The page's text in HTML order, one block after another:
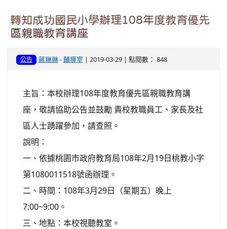
轉知成功國民小學辦理108年度教育優先
區親職教育講座
公告 蔣琳琳-輔導室 | 2019-03-29 | 點閱數： 848
主旨：本校辦理108年度教育優先區親職教育講
座，敬請協助公告並鼓勵 貴校教職員工、家長及社
區人士踴躍參加，請查照。
說明：
一、依據桃園市政府教育局108年2月19日桃教小字
第1080011518號函辦理。
二、時間：108年3月29日（星期五）晚上
7:00~9:00。
三、地點：本校視聽教室。